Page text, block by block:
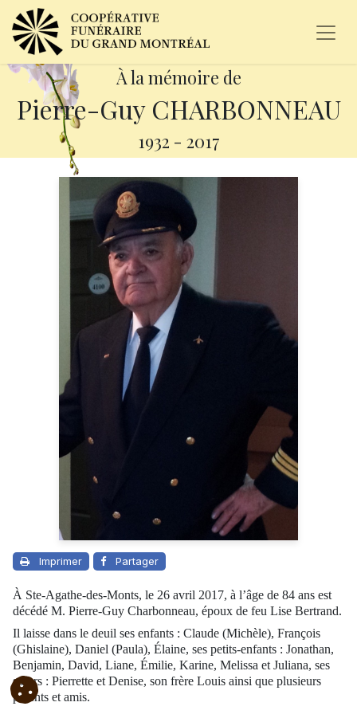
À la mémoire de
Pierre-Guy CHARBONNEAU
1932 - 2017
Imprimer Partager
À Ste-Agathe-des-Monts, le 26 avril 2017, à l’âge de 84 ans est
décédé M. Pierre-Guy Charbonneau, époux de feu Lise Bertrand.
Il laisse dans le deuil ses enfants : Claude (Michèle), François
(Ghislaine), Daniel (Paula), Élaine, ses petits-enfants : Jonathan,
Benjamin, David, Liane, Émilie, Karine, Melissa et Juliana, ses
sœurs : Pierrette et Denise, son frère Louis ainsi que plusieurs
parents et amis.